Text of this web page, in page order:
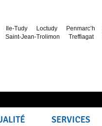
Ile-Tudy Loctudy Penmarc’h
Saint-Jean-Trolimon Treffiagat
SERVICES